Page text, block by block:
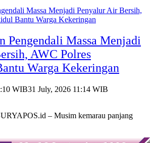
Pengendali Massa Menjadi
AWC Polres
Warga Kekeringan
WIB31 July, 2026 11:14 WIB
– Musim kemarau panjang